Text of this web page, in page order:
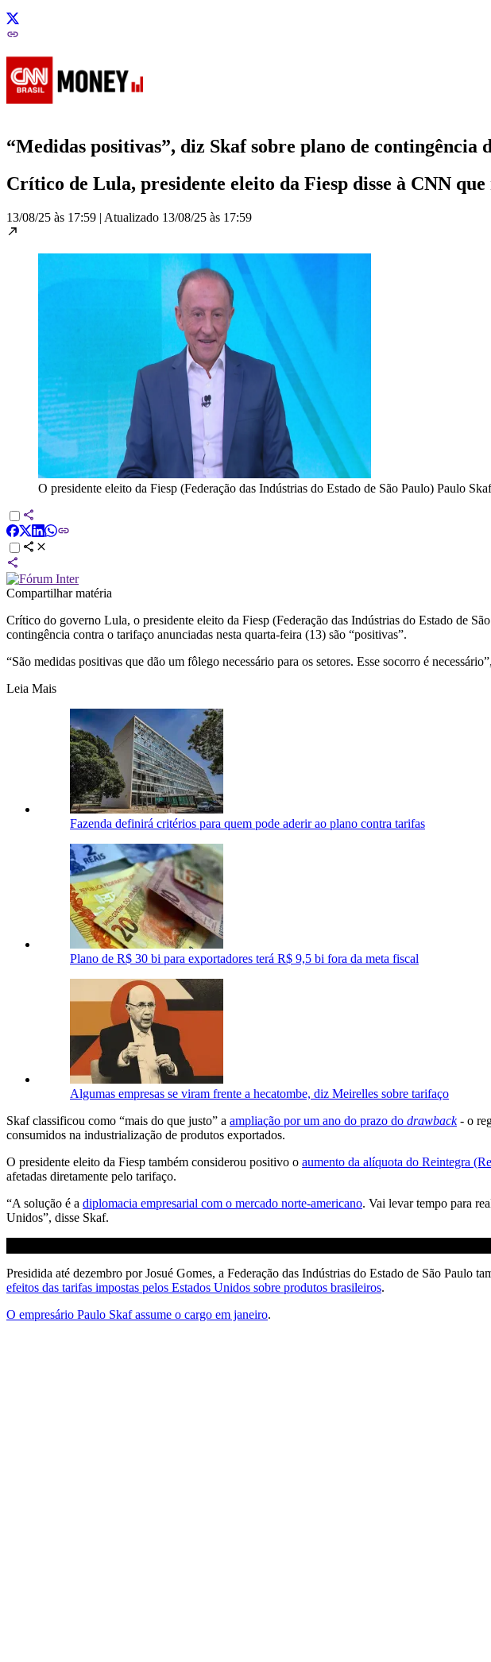
“Medidas positivas”, diz Skaf sobre plano de contingência
Crítico de Lula, presidente eleito da Fiesp disse à CNN que
13/08/25 às 17:59 | Atualizado 13/08/25 às 17:59
O presidente eleito da Fiesp (Federação das Indústrias do Estado de São Paulo) Paulo
Compartilhar matéria
Crítico do governo Lula, o presidente eleito da Fiesp (Federação das Indústrias do Estado de
contingência contra o tarifaço anunciadas nesta quarta-feira (13) são “positivas”.
“São medidas positivas que dão um fôlego necessário para os setores. Esse socorro é
Leia Mais
Fazenda definirá critérios para quem pode aderir ao plano contra tarifas
Plano de R$ 30 bi para exportadores terá R$ 9,5 bi fora da meta fiscal
Algumas empresas se viram frente a hecatombe, diz Meirelles sobre tarifaço
Skaf classificou como “mais do que justo” a ampliação por um ano do prazo do drawback- o
consumidos na industrialização de produtos exportados.
O presidente eleito da Fiesp também considerou positivo o aumento da alíquota do Reintegra
afetadas diretamente pelo tarifaço.
“A solução é a diplomacia empresarial com o mercado norte-americano. Vai levar tempo para
Unidos”, disse Skaf.
Presidida até dezembro por Josué Gomes, a Federação das Indústrias do Estado de São Paulo
efeitos das tarifas impostas pelos Estados Unidos sobre produtos brasileiros.
O empresário Paulo Skaf assume o cargo em janeiro.